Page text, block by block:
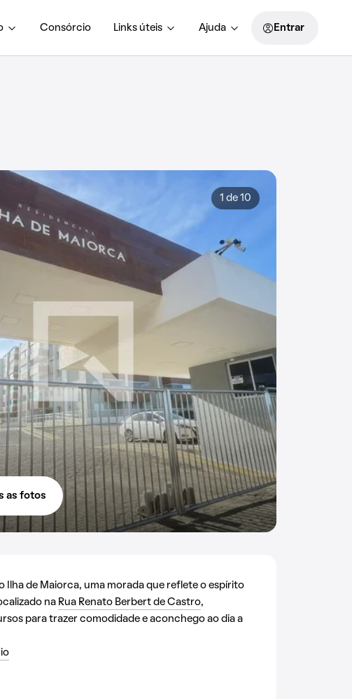
Consórcio Links úteis Ajuda Entrar
1 de 10
as fotos
Ilha de Maiorca, uma morada que reflete o espírito
na Rua Renato Berbert de Castro,
para trazer comodidade e aconchego ao dia a